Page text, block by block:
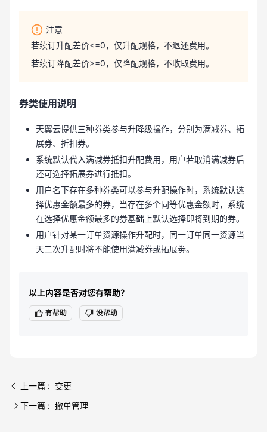
注意
若续订升配差价<=0，仅升配规格，不退还费用。
若续订降配差价>=0，仅降配规格，不收取费用。
券类使用说明
天翼云提供三种券类参与升降级操作，分别为满减券、拓
展券、折扣券。
系统默认代入满减券抵扣升配费用，用户若取消满减券后
还可选择拓展券进行抵扣。
用户名下存在多种券类可以参与升配操作时，系统默认选
择优惠金额最多的券，当存在多个同等优惠金额时，系统
在选择优惠金额最多的劵基础上默认选择即将到期的券。
用户针对某一订单资源操作升配时，同一订单同一资源当
天二次升配时将不能使用满减券或拓展劵。
以上内容是否对您有帮助？
有帮助 没帮助
上一篇 : 变更
下一篇 : 撤单管理